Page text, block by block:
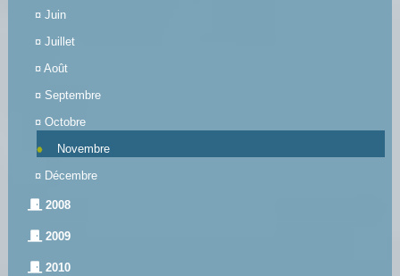
¤ Juin
¤ Juillet
¤ Août
¤ Septembre
¤ Octobre
Novembre
¤ Décembre
2008
2009
2010